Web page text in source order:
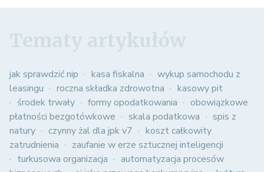
jak sprawdzić nip kasa fiskalna
wykup samochodu z
leasingu
roczna składka zdrowotna
kasowy pit
środek trwały
formy opodatkowania
obowiązkowe
płatności bezgotówkowe
skala podatkowa
spis z
natury
czynny żal dla jpk v7
koszt całkowity
zatrudnienia
zaufanie w erze sztucznej inteligencji
turkusowa organizacja
automatyzacja procesów